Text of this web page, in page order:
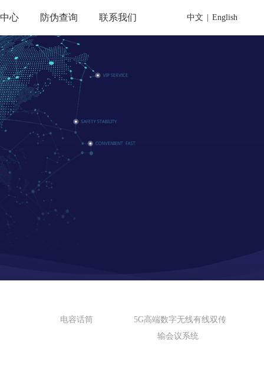
心 防伪查询 联系我们 中文 English
电容话筒
5G高端数字无线有线双传
输会议系统